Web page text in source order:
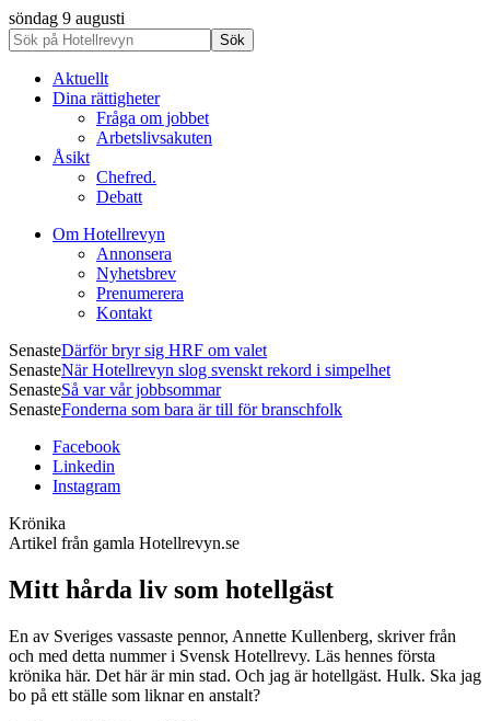
söndag 9 augusti
Aktuellt
Dina rättigheter
Fråga om jobbet
Arbetslivsakuten
Åsikt
Chefred.
Debatt
Om Hotellrevyn
Annonsera
Nyhetsbrev
Prenumerera
Kontakt
SenasteDärför bryr sig HRF om valet
SenasteNär Hotellrevyn slog svenskt rekord i simpelhet
SenasteSå var vår jobbsommar
SenasteFonderna som bara är till för branschfolk
Facebook
Linkedin
Instagram
Krönika
Artikel från gamla Hotellrevyn.se
Mitt hårda liv som hotellgäst
En av Sveriges vassaste pennor, Annette Kullenberg, skriver från
och med detta nummer i Svensk Hotellrevy. Läs hennes första
krönika här. Det här är min stad. Och jag är hotellgäst. Hulk. Ska jag
bo på ett ställe som liknar en anstalt?